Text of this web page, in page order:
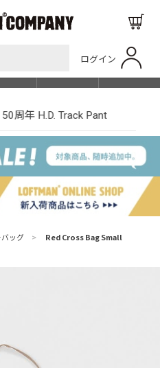
ログイン
SHOP LIST
50周年 H.D. Track Pant
ッグ > Red Cross Bag Small